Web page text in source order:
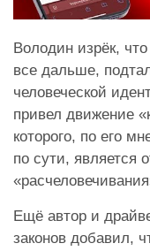
Володин изрёк,
все дальше,
человеческой
привел движение
которого, по его
по сути, является
Ещё автор и
законов добавил,